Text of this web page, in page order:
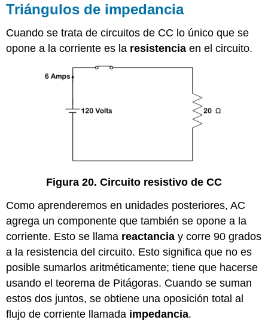
Triángulos de impedancia
Cuando se trata de circuitos de CC lo único que se
opone a la corriente es la resistencia en el circuito.
Figura 20. Circuito resistivo de CC
Como aprenderemos en unidades posteriores, AC
agrega un componente que también se opone a la
corriente. Esto se llama reactancia y corre 90 grados
a la resistencia del circuito. Esto significa que no es
posible sumarlos aritméticamente; tiene que hacerse
usando el teorema de Pitágoras. Cuando se suman
estos dos juntos, se obtiene una oposición total al
flujo de corriente llamada impedancia.